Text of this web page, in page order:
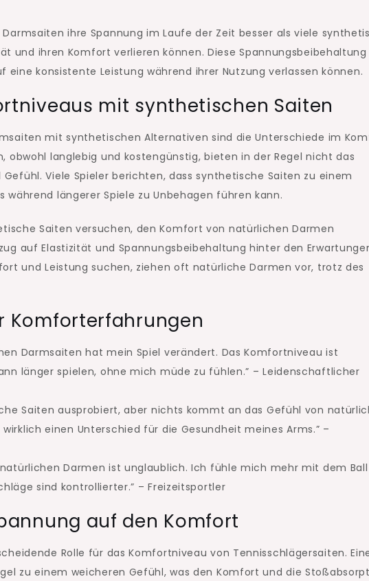
ihre Spannung im Laufe der Zeit besser als viele
und ihren Komfort verlieren können. Diese Spannungsbeibehaltung
eine konsistente Leistung während ihrer Nutzung verlassen können.
mit synthetischen Saiten
mit synthetischen Alternativen sind die Unterschiede im
obwohl langlebig und kostengünstig, bieten in der Regel nicht das
Viele Spieler berichten, dass synthetische Saiten zu einem
längerer Spiele zu Unbehagen führen kann.
Saiten versuchen, den Komfort von natürlichen Darmen
auf Elastizität und Spannungsbeibehaltung hinter den
und Leistung suchen, ziehen oft natürliche Darmen vor, trotz des
Komforterfahrungen
Darmsaiten hat mein Spiel verändert. Das Komfortniveau ist
länger spielen, ohne mich müde zu fühlen.” – Leidenschaftlicher
Saiten ausprobiert, aber nichts kommt an das Gefühl von
einen Unterschied für die Gesundheit meines Arms.” –
Darmen ist unglaublich. Ich fühle mich mehr mit dem Ball
sind kontrollierter.” – Freizeitsportler
auf den Komfort
Rolle für das Komfortniveau von Tennisschlägersaiten.
zu einem weicheren Gefühl, was den Komfort und die